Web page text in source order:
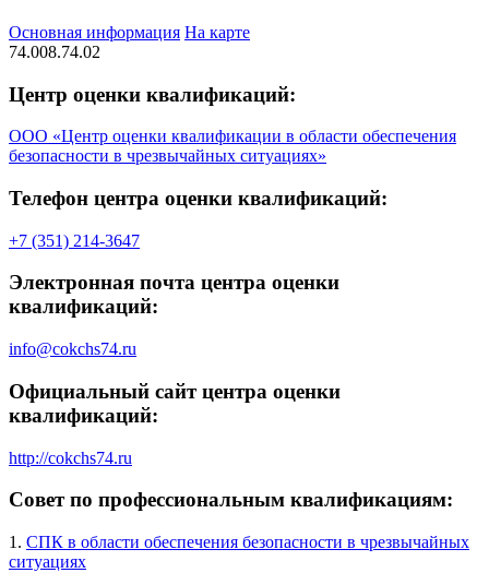
Основная информация На карте
74.008.74.02
Центр оценки квалификаций:
ООО «Центр оценки квалификации в области обеспечения
безопасности в чрезвычайных ситуациях»
Телефон центра оценки квалификаций:
+7 (351) 214-3647
Электронная почта центра оценки
квалификаций:
info@cokchs74.ru
Официальный сайт центра оценки
квалификаций:
http://cokchs74.ru
Совет по профессиональным квалификациям:
1. СПК в области обеспечения безопасности в чрезвычайных
ситуациях